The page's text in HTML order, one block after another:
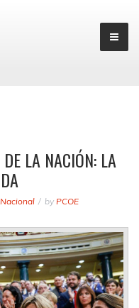
LA NACIÓN: LA
by PCOE